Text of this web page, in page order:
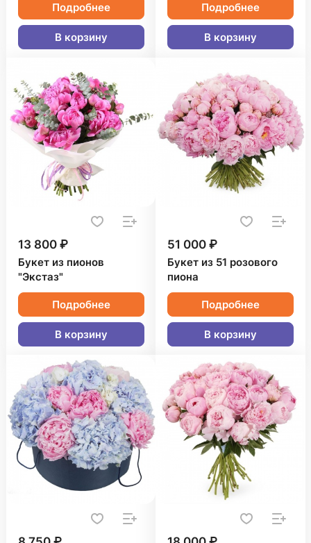
Подробнее
В корзину
Подробнее
В корзину
13 800 ₽
Букет из пионов
"Экстаз"
Подробнее
В корзину
51 000 ₽
Букет из 51 розового
пиона
Подробнее
В корзину